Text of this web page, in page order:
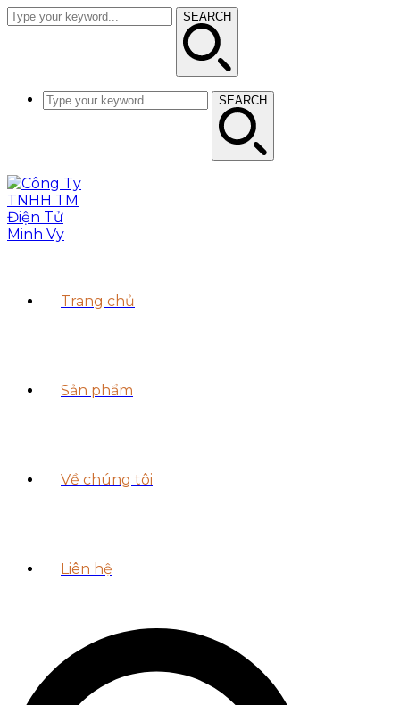
SEARCH
SEARCH
Trang chủ
Sản phẩm
Về chúng tôi
Liên hệ